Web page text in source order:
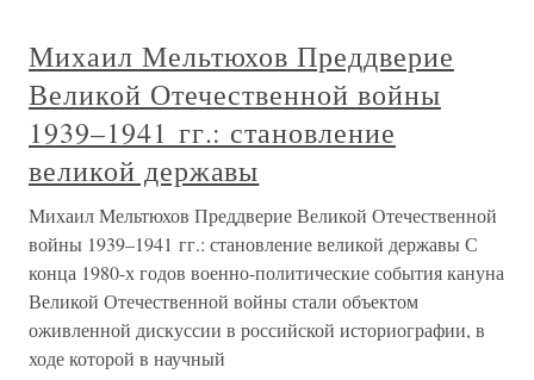
Михаил Мельтюхов Преддверие
Великой Отечественной войны
1939–1941 гг.: становление
великой державы
Михаил Мельтюхов Преддверие Великой Отечественной
войны 1939–1941 гг.: становление великой державы С
конца 1980-х годов военно-политические события кануна
Великой Отечественной войны стали объектом
оживленной дискуссии в российской историографии, в
ходе которой в научный